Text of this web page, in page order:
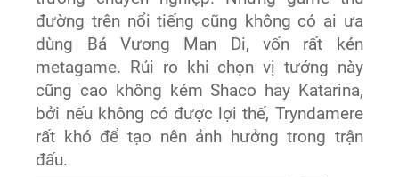
đường trên nổi tiếng cũng không có ai ưa
dùng Bá Vương Man Di, vốn rất kén
metagame. Rủi ro khi chọn vị tướng này
cũng cao không kém Shaco hay Katarina,
bởi nếu không có được lợi thế, Tryndamere
rất khó để tạo nên ảnh hưởng trong trận
đấu.